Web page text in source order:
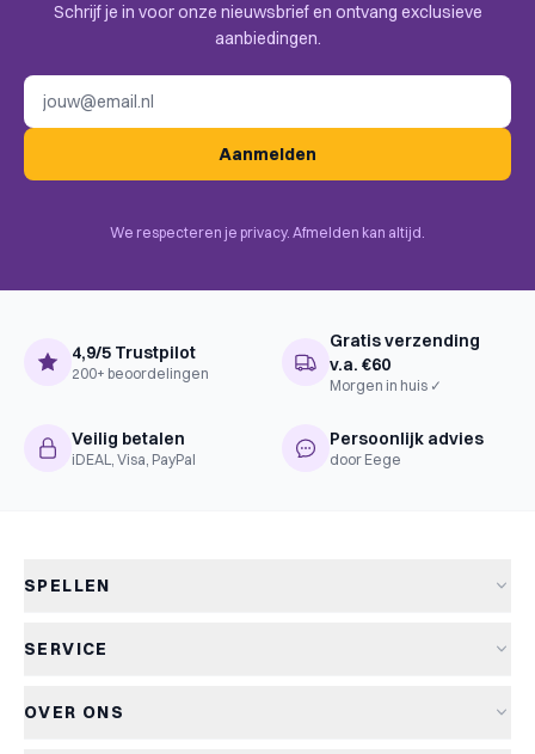
Schrijf je in voor onze nieuwsbrief en ontvang exclusieve
aanbiedingen.
Aanmelden
We respecteren je privacy. Afmelden kan altijd.
4,9/5 Trustpilot
200+ beoordelingen
Gratis verzending
v.a. €60
Morgen in huis ✓
Veilig betalen
iDEAL, Visa, PayPal
Persoonlijk advies
door Eege
SPELLEN
Nieuwe spellen
SERVICE
Retourneren
OVER ONS